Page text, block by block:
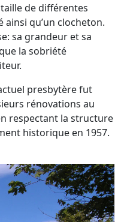
de différentes
ainsi qu’un clocheton.
sa grandeur et sa
la sobriété
presbytère fut
rénovations au
respectant la structure
historique en 1957.